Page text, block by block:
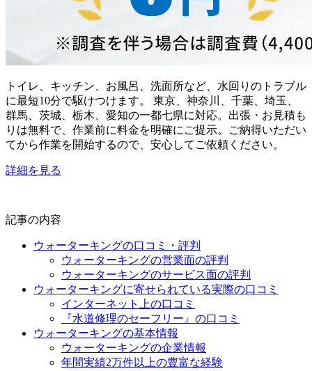
トイレ、キッチン、お風呂、洗面所など、水回りのトラブル
に最短10分で駆けつけます。 東京、神奈川、千葉、埼玉、
群馬、茨城、栃木、愛知の一都七県に対応。出張・お見積も
りは無料で、作業前に料金を明確にご提示。ご納得いただい
てから作業を開始するので、安心してご依頼ください。
詳細を見る
記事の内容
ウォーターキングの口コミ・評判
ウォーターキングの営業面の評判
ウォーターキングのサービス面の評判
ウォーターキングに寄せられている実際の口コミ
インターネット上の口コミ
『水道修理のセーフリー』の口コミ
ウォーターキングの基本情報
ウォーターキングの企業情報
年間実績2万件以上の豊富な経験